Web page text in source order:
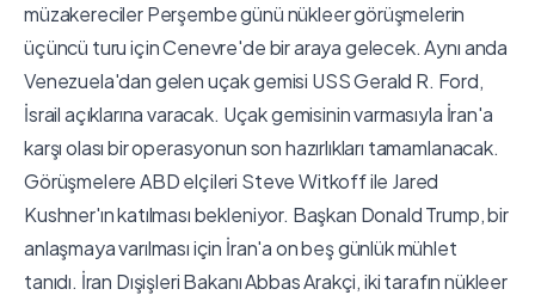
müzakereciler Perşembe günü nükleer görüşmelerin
üçüncü turu için Cenevre'de bir araya gelecek. Aynı anda
Venezuela'dan gelen uçak gemisi USS Gerald R. Ford,
İsrail açıklarına varacak. Uçak gemisinin varmasıyla İran'a
karşı olası bir operasyonun son hazırlıkları tamamlanacak.
Görüşmelere ABD elçileri Steve Witkoff ile Jared
Kushner'ın katılması bekleniyor. Başkan Donald Trump, bir
anlaşmaya varılması için İran'a on beş günlük mühlet
tanıdı. İran Dışişleri Bakanı Abbas Arakçi, iki tarafın nükleer